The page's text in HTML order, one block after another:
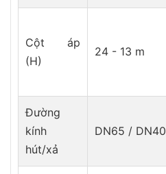
Cột áp
(H)
24 - 13 m
Đường
kính
hút/xả
DN65 / DN40